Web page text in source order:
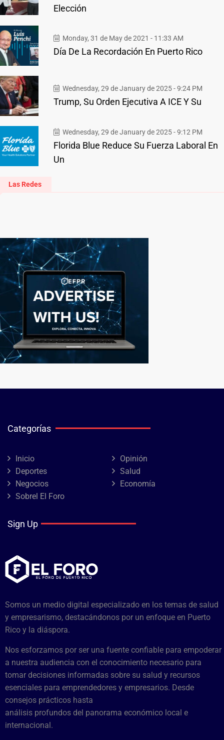
Elección
Monday, 31 de May de 2021 - 11:33 AM
Día De La Recordación En Puerto Rico
Wednesday, 29 de January de 2025 - 9:24 PM
Trump, Su Orden Ejecutiva A ICE Y Su
Wednesday, 29 de January de 2025 - 9:12 PM
Florida Blue Reduce Su Fuerza Laboral En
Un
Las Redes
Categorías
Inicio
Opinión
Deportes
Salud
Negocios
Economía
Sobrel El Foro
Sign Up
Somos un medio digital especializado en los temas de salud
y empresarismo, destacándonos por un enfoque en Puerto
Rico y la diáspora.
Nos esforzamos por ser una fuente confiable para empoderar
a nuestra audiencia con el conocimiento necesario para
tomar decisiones informadas sobre su salud y recursos
esenciales para emprendedores y empresarios. Desde
consejos prácticos hasta
análisis profundos del panorama económico local e
internacional.